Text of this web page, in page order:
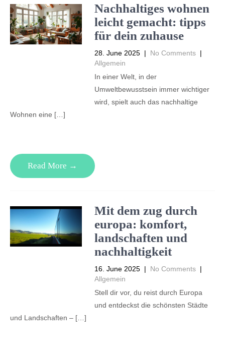
Nachhaltiges wohnen
leicht gemacht: tipps
für dein zuhause
28. June 2025 | No Comments |
Allgemein
In einer Welt, in der
Umweltbewusstsein immer wichtiger
wird, spielt auch das nachhaltige
Wohnen eine […]
Read More →
Mit dem zug durch
europa: komfort,
landschaften und
nachhaltigkeit
16. June 2025 | No Comments |
Allgemein
Stell dir vor, du reist durch Europa
und entdeckst die schönsten Städte
und Landschaften – […]